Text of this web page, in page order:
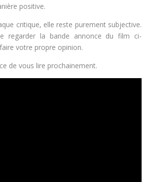
positive.
critique, elle reste purement subjective.
regarder la bande annonce du film ci-
votre propre opinion.
de vous lire prochainement.